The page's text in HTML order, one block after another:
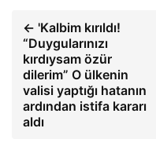
← 'Kalbim kırıldı!
“Duygularınızı
kırdıysam özür
dilerim” O ülkenin
valisi yaptığı hatanın
ardından istifa kararı
aldı